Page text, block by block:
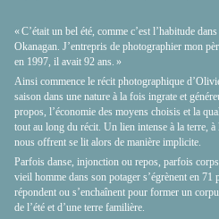
« C’était un bel été, comme c’est l’habitude
Okanagan. J’entrepris de photographier mon
en 1997, il avait 92 ans. »
Ainsi commence le récit photographique
saison dans une nature à la fois ingrate et
propos, l’économie des moyens choisis et la
tout au long du récit. Un lien intense à la terre,
nous offrent se lit alors de manière implicite.
Parfois danse, injonction ou repos, parfois
vieil homme dans son potager s’égrènent en
répondent ou s’enchaînent pour former un
de l’été et d’une terre familière.